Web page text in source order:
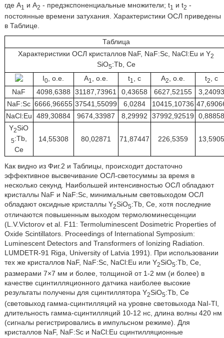
где A1 и A2 - предэкспоненциальные множители; t1 и t2 -
постоянные времени затухания. Характеристики ОСЛ приведены
в Таблице.
Таблица
Характеристики ОСЛ кристаллов NaF, NaF:Sc, NaCl:Eu и Y2
SiO5:Tb, Ce
I0 , o.e. A1 , o.e. t1 , c A2 , o.e. t2
, с
NaF
4098,6388 31187,73961 0,43658 6627,52155
3,24093
NaF:Sc 6666,96655 37541,55099 6,0284 10415,10736
NaCl:Eu
489,30884 9674,33987 8,29992 37992,92519
0,88858
Y2SiO
5:Tb,
Ce
14,55308 80,02871 71,87447 226,5359 13,5905
Как видно из Фиг.2 и Таблицы, происходит достаточно
эффективное высвечивание ОСЛ-светосуммы за время в
несколько секунд. Наибольшей интенсивностью ОСЛ обладают
кристаллы NaF и NaF:Sc, минимальным световыходом ОСЛ
обладают оксидные кристаллы Y2SiO5:Tb, Ce, хотя последние
отличаются повышенным выходом термолюминесценции
(L.V.Victorov et al. F11: Termoluminescent Dosimetric Properties of
Oxide Scintillators. Proceedings of International Symposium:
Luminescent Detectors and Transformers of Ionizing Radiation.
LUMDETR-91 Riga, University of Latvia 1991). При использовании
тех же кристаллов NaF, NaF:Sc, NaCl:Eu или Y2SiO5:Tb, Ce,
размерами 7×7 мм и более, толщиной от 1-2 мм (и более) в
качестве сцинтилляционного датчика наиболее высокие
результаты получены для сцинтиллятора Y2SiO5:Tb, Ce
(световыход гамма-сцинтилляций на уровне световыхода NaI-Tl,
длительность гамма-сцинтилляций 10-12 нc, длина волны 420 нм
(сигналы регистрировались в импульсном режиме). Для
кристаллов NaF, NaF:Sc и NaCl:Eu сцинтилляционные